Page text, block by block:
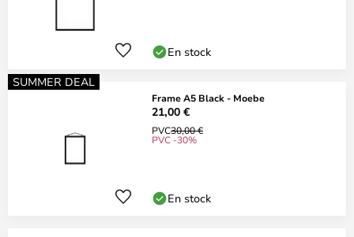
En stock
SUMMER DEAL
Frame A5 Black - Moebe
21,00 €
PVC30,00 €
PVC -30%
En stock